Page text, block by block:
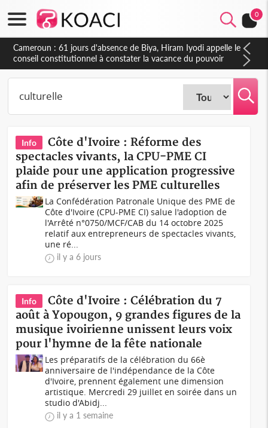
0
Côte d'Ivoire : Fin de la pagaille au PDCI-RDA, Lessiehi bannit
les mouvements sauvages
Info
Côte d'Ivoire : Réforme des
spectacles vivants, la CPU-PME CI
plaide pour une application progressive
afin de préserver les PME culturelles
La Confédération Patronale Unique des PME de
Côte d'Ivoire (CPU-PME CI) salue l'adoption de
l'Arrêté n°0750/MCF/CAB du 14 octobre 2025
relatif aux entrepreneurs de spectacles vivants,
une ré...
il y a 6 jours
Info
Côte d'Ivoire : Célébration du 7
août à Yopougon, 9 grandes figures de la
musique ivoirienne unissent leurs voix
pour l'hymne de la fête nationale
Les préparatifs de la célébration du 66è
anniversaire de l'indépendance de la Côte
d'Ivoire, prennent également une dimension
artistique. Mercredi 29 juillet en soirée dans un
studio d'Abidj...
il y a 1 semaine